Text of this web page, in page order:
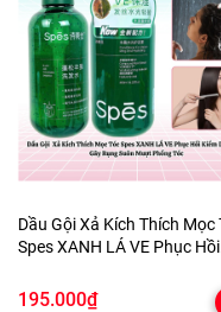
Dầu Gội Xả Kích Thích Mọc Tóc
Spes XANH LÁ VE Phục Hồi
Mượt Phồng Tóc
195.000₫